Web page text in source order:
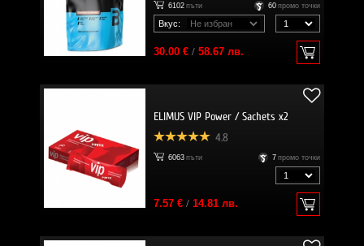
6102 пъти 60 промо точки
Вкус:
30.00 €/ 58.67 лв.
ELIMUS VIP Power / Sachets x2
4.8
6063 пъти 7 промо точки
7.57 €/ 14.81 лв.